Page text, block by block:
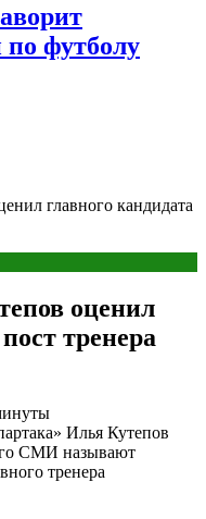
по футболу
главного кандидата
оценил
тренера
Илья Кутепов
СМИ называют
тренера